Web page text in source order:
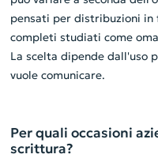
pensati per distribuzioni in
completi studiati come
La scelta dipende dall'uso
vuole comunicare.
Per quali occasioni
scrittura?